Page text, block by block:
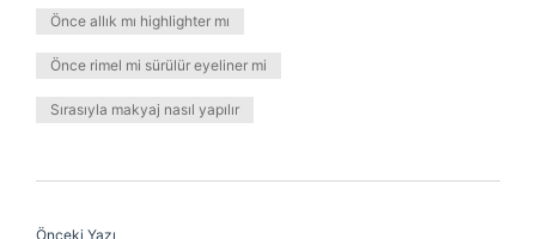
Önce allık mı highlighter mı
Önce rimel mi sürülür eyeliner mi
Sırasıyla makyaj nasıl yapılır
Önceki Yazı